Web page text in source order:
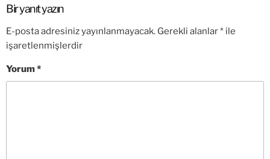
Bir yanıt yazın
E-posta adresiniz yayınlanmayacak. Gerekli alanlar* ile
işaretlenmişlerdir
Yorum*